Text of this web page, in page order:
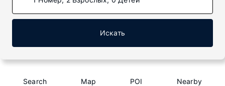
Искать
Search Map POI Nearby